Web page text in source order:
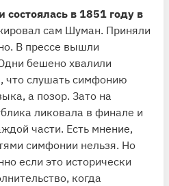
в 1851 году в
сам Шуман. Приняли
В прессе вышли
бешено хвалили
что слушать симфонию
а позор. Зато на
ликовала в финале и
части. Есть мнение,
симфонии нельзя. Но
если это исторически
когда